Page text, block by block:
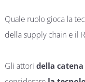
Quale ruolo gioca la
della supply chain e il
Gli attori della